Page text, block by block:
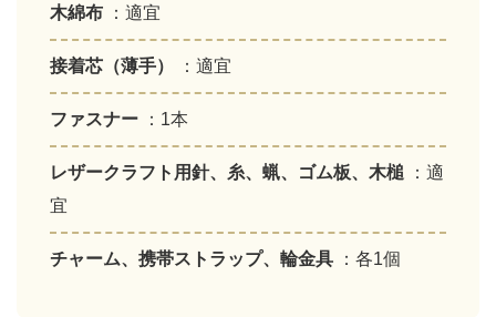
木綿布 ：適宜
接着芯（薄手） ：適宜
ファスナー ：1本
レザークラフト用針、糸、蝋、ゴム板、木槌
：適
宜
チャーム、携帯ストラップ、輪金具 ：各1個